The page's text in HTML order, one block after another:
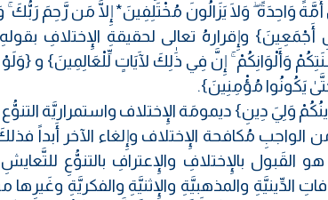
وَاحِدَةً ۖ وَلَا يَزَالُونَ مُخْتَلِفِينَ* إِلَّا مَن رَّحِمَ
وإِقرارهُ تعالى لحقيقةِ الإِختلافِ
وَأَلْوَانِكُمْ ۚ إِنَّ فِي ذَٰلِكَ لَآيَاتٍ لِّلْعَالِمِينَ} و
يَكُونُوا مُؤْمِنِينَ}.
وَلِيَ دِينِ} ديمومَة الإِختلاف واستمراريَّة
مُكافحة الإِختلاف وإِلغاء الآخر أَبداً
القَبول بالإِختلافِ والإِعترافِ بالتنوُّعِ
الدِّينيَّةِ والمذهبيَّةِ والإِثنيَّةِ والفكريَّةِ وغَيرِها